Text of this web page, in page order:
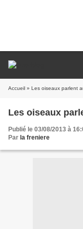
Accueil » Les oiseaux parlent
Les oiseaux
Publié le 03/08/2013 à
Par la freniere